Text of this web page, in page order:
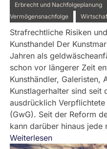
Erbrecht und Nachfolgeplanung
Vermögensnachfolge
Strafrechtliche Risiken
Kunsthandel Der
Jahren als
schon vor längerer Zeit
Kunsthändler, Galeristen,
Kunstlagerhalter sind seit
ausdrücklich
(GwG). Seit der Reform
kann darüber hinaus jede
Weiterlesen